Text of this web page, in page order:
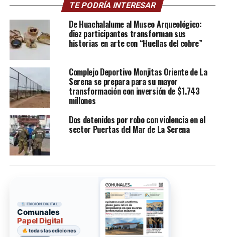
TE PODRÍA INTERESAR
De Huachalalume al Museo Arqueológico:
diez participantes transforman sus
historias en arte con “Huellas del cobre”
Complejo Deportivo Monjitas Oriente de La
Serena se prepara para su mayor
transformación con inversión de $1.743
millones
Dos detenidos por robo con violencia en el
sector Puertas del Mar de La Serena
EDICIÓN DIGITAL
Comunales
Papel Digital
todas las ediciones